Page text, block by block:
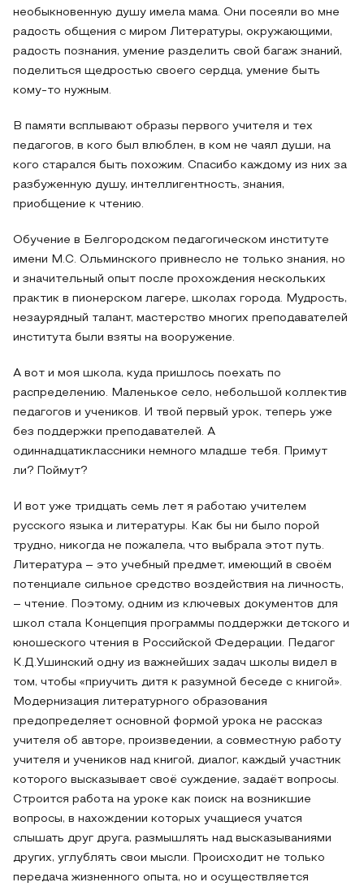
необыкновенную душу имела мама. Они посеяли во мне
радость общения с миром Литературы, окружающими,
радость познания, умение разделить свой багаж знаний,
поделиться щедростью своего сердца, умение быть
кому-то нужным.
В памяти всплывают образы первого учителя и тех
педагогов, в кого был влюблен, в ком не чаял души, на
кого старался быть похожим. Спасибо каждому из них за
разбуженную душу, интеллигентность, знания,
приобщение к чтению.
Обучение в Белгородском педагогическом институте
имени М.С. Ольминского привнесло не только знания, но
и значительный опыт после прохождения нескольких
практик в пионерском лагере, школах города. Мудрость,
незаурядный талант, мастерство многих преподавателей
института были взяты на вооружение.
А вот и моя школа, куда пришлось поехать по
распределению. Маленькое село, небольшой коллектив
педагогов и учеников. И твой первый урок, теперь уже
без поддержки преподавателей. А
одиннадцатиклассники немного младше тебя. Примут
ли? Поймут?
И вот уже тридцать семь лет я работаю учителем
русского языка и литературы. Как бы ни было порой
трудно, никогда не пожалела, что выбрала этот путь.
Литература – это учебный предмет, имеющий в своём
потенциале сильное средство воздействия на личность,
– чтение. Поэтому, одним из ключевых документов для
школ стала Концепция программы поддержки детского и
юношеского чтения в Российской Федерации. Педагог
К.Д.Ушинский одну из важнейших задач школы видел в
том, чтобы «приучить дитя к разумной беседе с книгой».
Модернизация литературного образования
предопределяет основной формой урока не рассказ
учителя об авторе, произведении, а совместную работу
учителя и учеников над книгой, диалог, каждый участник
которого высказывает своё суждение, задаёт вопросы.
Строится работа на уроке как поиск на возникшие
вопросы, в нахождении которых учащиеся учатся
слышать друг друга, размышлять над высказываниями
других, углублять свои мысли. Происходит не только
передача жизненного опыта, но и осуществляется